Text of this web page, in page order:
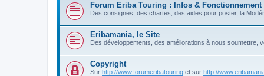
Forum Eriba Touring : Infos & Fonctionnement
Des consignes, des chartes, des aides pour poster, la
Eribamania, le Site
Des développements, des améliorations à nous soumettre,
Copyright
Sur http://www.forumeribatouring et sur http://